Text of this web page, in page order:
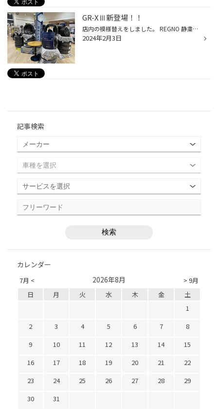
GR-XⅢ新登場！！
店内の模様替えをしました。 REGNO 静粛性にとにかくこだわっています！ 設置圧もさらに最適化されふらつきも抑えられています(*'ω'*) 推奨車種はセダンです。 セダンにお乗りの方は是非ともご検討ください
2024年2月3日
記事検索
カレンダー
7月 < > 9月
2026年8月
日 月 火 水 木 金
土
1
2
3 4 5 6 7
8
9
10 11 12 13 14
15
16
17 18 19 20 21
22
23
24 25 26 27 28
29
30
31